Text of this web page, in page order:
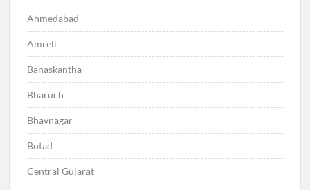
Ahmedabad
Amreli
Banaskantha
Bharuch
Bhavnagar
Botad
Central Gujarat